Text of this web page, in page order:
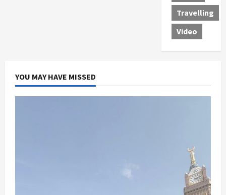
Travelling
Video
YOU MAY HAVE MISSED